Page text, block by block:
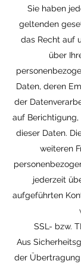
Sie haben
geltenden
das Recht auf
über
Daten, deren
der
auf
dieser Daten.
weiteren
jederzeit
aufgeführten
SSL- bzw.
Aus
der